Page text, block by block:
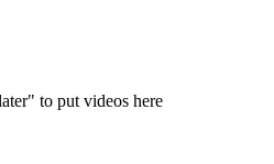
to put videos here